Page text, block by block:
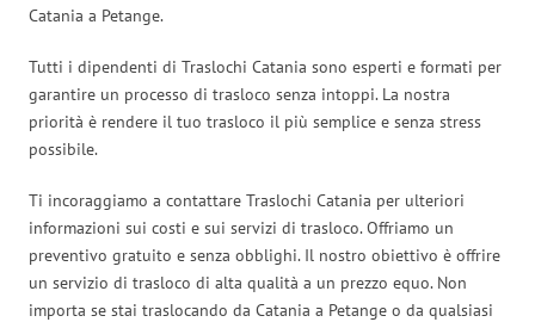
Catania a Petange.
Tutti i dipendenti di Traslochi Catania sono esperti e formati per
garantire un processo di trasloco senza intoppi. La nostra
priorità è rendere il tuo trasloco il più semplice e senza stress
possibile.
Ti incoraggiamo a contattare Traslochi Catania per ulteriori
informazioni sui costi e sui servizi di trasloco. Offriamo un
preventivo gratuito e senza obblighi. Il nostro obiettivo è offrire
un servizio di trasloco di alta qualità a un prezzo equo. Non
importa se stai traslocando da Catania a Petange o da qualsiasi